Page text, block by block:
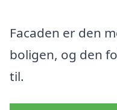
Facaden er den
boligen, og den
til.